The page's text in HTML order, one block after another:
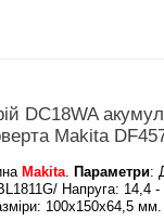
DC18WA
Makita
Makita. Параметри:
Напруга: 14,4
100х150х64,5 мм.